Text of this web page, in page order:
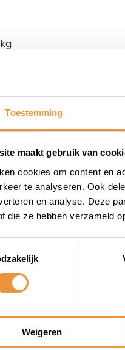
Toestemming
maakt gebruik van
cookies om content en
te analyseren. Ook
en analyse. Deze
die ze hebben verzameld
Weigeren
het rijden met